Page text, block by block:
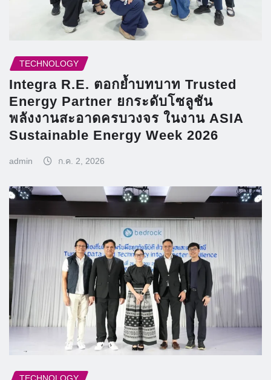
TECHNOLOGY
Integra R.E. ตอกย้ำบทบาท Trusted
Energy Partner ยกระดับโซลูชัน
พลังงานสะอาดครบวงจร ในงาน ASIA
Sustainable Energy Week 2026
admin ก.ค. 2, 2026